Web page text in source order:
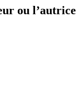
ou l’autrice